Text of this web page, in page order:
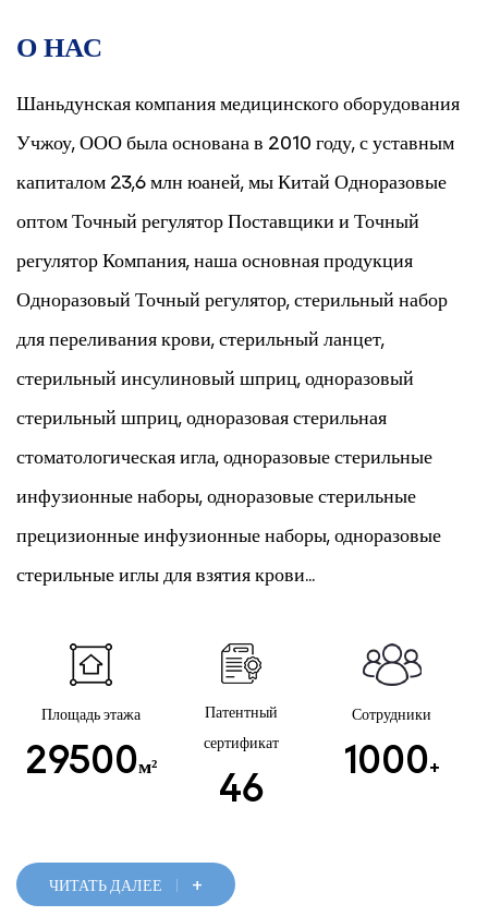
О НАС
Шаньдунская компания медицинского оборудования
Учжоу, ООО была основана в 2010 году, с уставным
капиталом 23,6 млн юаней, мы Китай Одноразовые
оптом Точный регулятор Поставщики и Точный
регулятор Компания , наша основная продукция
Одноразовый Точный регулятор , стерильный набор
для переливания крови, стерильный ланцет,
стерильный инсулиновый шприц, одноразовый
стерильный шприц, одноразовая стерильная
стоматологическая игла, одноразовые стерильные
инфузионные наборы, одноразовые стерильные
прецизионные инфузионные наборы, одноразовые
стерильные иглы для взятия крови...
Площадь этажа
29500м²
Патентный
сертификат
46
Сотрудники
1000+
ЧИТАТЬ ДАЛЕЕ +